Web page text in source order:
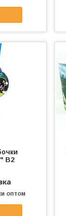
В2
оптом